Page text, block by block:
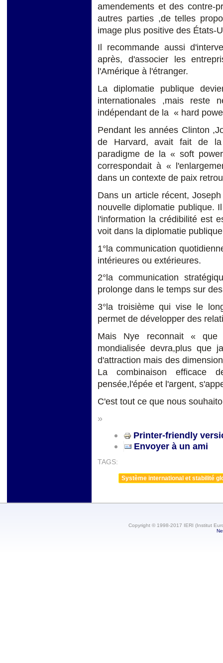
amendements et des contre-
autres parties ,de telles
image plus positive des États-
Il recommande aussi
après, d'associer les
l'Amérique à l'étranger.
La diplomatie publique
internationales ,mais reste
indépendant de la « hard
Pendant les années Clinton
de Harvard, avait fait de
paradigme de la « soft
correspondait à «
dans un contexte de paix
Dans un article récent,
nouvelle diplomatie publique.
l'information la crédibilité est
voit dans la diplomatie
1°la communication
intérieures ou extérieures.
2°la communication
prolonge dans le temps sur
3°la troisième qui vise le
permet de développer des
Mais Nye reconnait « que
mondialisée devra,plus que
d'attraction mais des
La combinaison efficace
pensée,l'épée et l'argent,
C'est tout ce que nous
»
Printer-friendly
Envoyer à un ami
TAGS:
Système international et stabilité
Copyright © 1998-2017 IERI (Institut